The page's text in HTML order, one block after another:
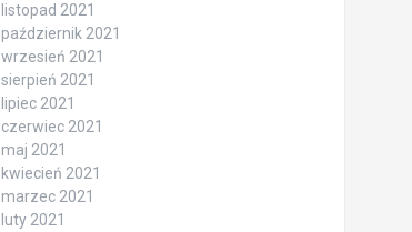
listopad 2021
październik 2021
wrzesień 2021
sierpień 2021
lipiec 2021
czerwiec 2021
maj 2021
kwiecień 2021
marzec 2021
luty 2021